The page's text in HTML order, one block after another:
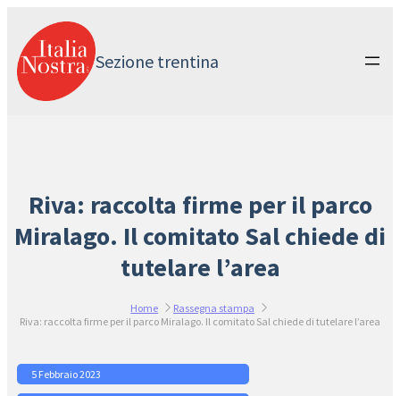
contenuto
Sezione trentina
Riva: raccolta firme per il parco
Miralago. Il comitato Sal chiede di
tutelare l’area
Home
Rassegna stampa
Riva: raccolta firme per il parco Miralago. Il comitato Sal chiede di tutelare l’area
5 Febbraio 2023